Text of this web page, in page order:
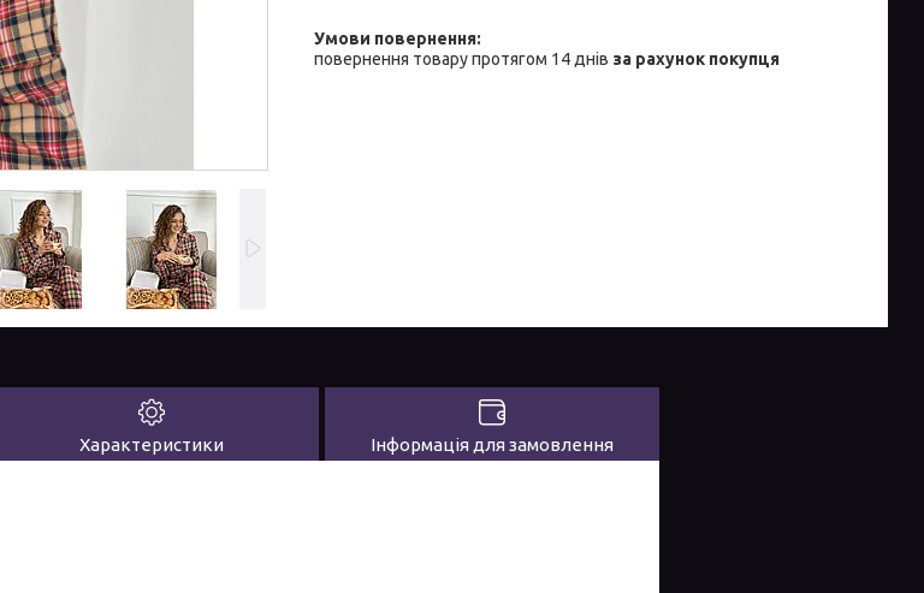
повернення товару протягом 14 днів за рахунок покупця
Характеристики Інформація для замовлення